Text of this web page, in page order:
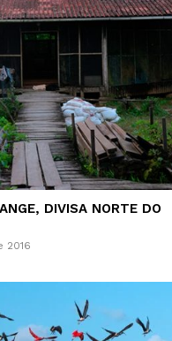
DIVISA NORTE DO
2016